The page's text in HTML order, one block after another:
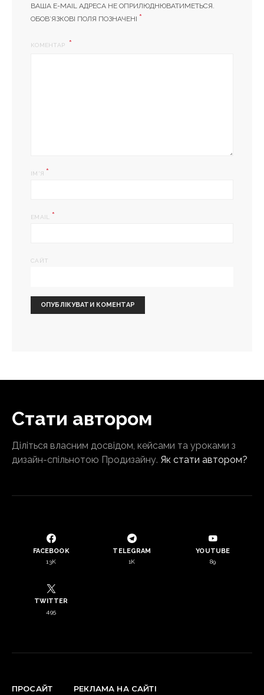
ВАША E-MAIL АДРЕСА НЕ ОПРИЛЮДНЮВАТИМЕТЬСЯ.
ОБОВ’ЯЗКОВІ ПОЛЯ ПОЗНАЧЕНІ *
КОМЕНТАР
ІМ'Я *
EMAIL *
САЙТ
Стати автором
Діліться власним досвідом, кейсами та уроками з
дизайн-спільнотою Продизайну. Як стати автором?
FACEBOOK
13K
TELEGRAM
1K
YOUTUBE
89
TWITTER
495
ПРОСАЙТ РЕКЛАМА НА САЙТІ